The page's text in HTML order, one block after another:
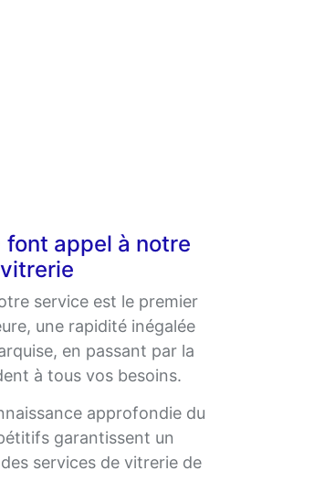
appel à notre
service est le premier
une rapidité inégalée
en passant par la
à tous vos besoins.
approfondie du
garantissent un
services de vitrerie de